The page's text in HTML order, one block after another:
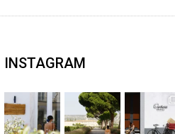
INSTAGRAM